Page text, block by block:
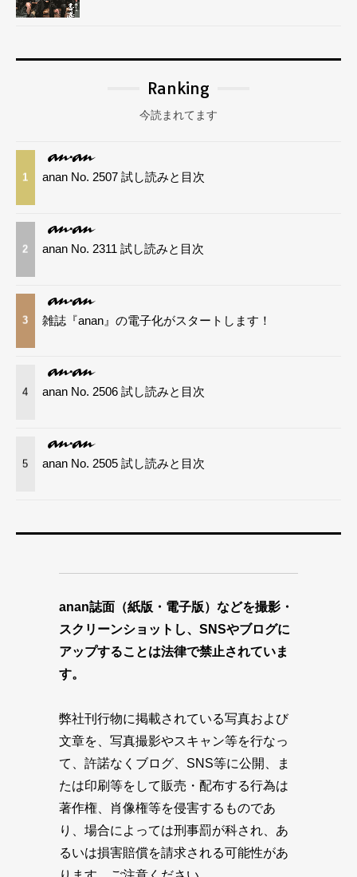
Ranking
今読まれてます
1 anan No. 2507 試し読みと目次
2 anan No. 2311 試し読みと目次
3 雑誌『anan』の電子化がスタートします！
4 anan No. 2506 試し読みと目次
5 anan No. 2505 試し読みと目次
anan誌面（紙版・電子版）などを撮影・
スクリーンショットし、SNSやブログに
アップすることは法律で禁止されていま
す。
弊社刊行物に掲載されている写真および
文章を、写真撮影やスキャン等を行なっ
て、許諾なくブログ、SNS等に公開、ま
たは印刷等をして販売・配布する行為は
著作権、肖像権等を侵害するものであ
り、場合によっては刑事罰が科され、あ
るいは損害賠償を請求される可能性があ